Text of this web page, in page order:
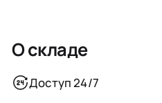
О складе
Доступ 24/7